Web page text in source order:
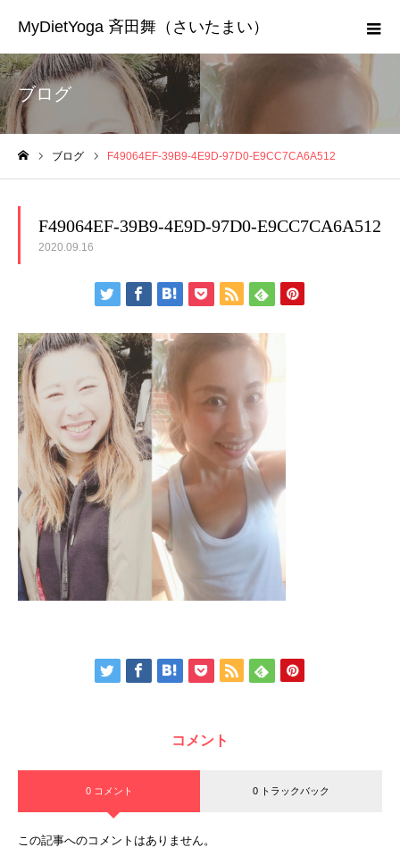
MyDietYoga 斉田舞（さいたまい）
ブログ
ブログ F49064EF-39B9-4E9D-97D0-E9CC7CA6A512
F49064EF-39B9-4E9D-97D0-E9CC7CA6A512
2020.09.16
コメント
0 コメント 0 トラックバック
この記事へのコメントはありません。